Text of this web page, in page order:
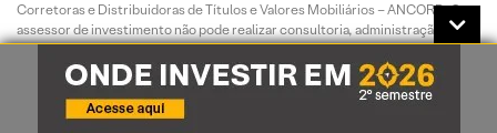
Corretoras e Distribuidoras de Títulos e Valores Mobiliários – ANCORD. O
assessor de investimento não pode realizar consultoria, administração ou
gestão de patrimônio de clientes, devendo atuar como intermediário e
solicitar autorização prévia do cliente para a realização de qualquer operação
no mercado de capitais.
Para fins de verificação da adequação do perfil do investidor aos serviços e
produtos de investimento oferecidos pela XP Investimentos, utilizamos a